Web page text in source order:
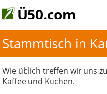
Ü50.com
Stammtisch in
Wie üblich treffen wir uns
Kaffee und Kuchen.